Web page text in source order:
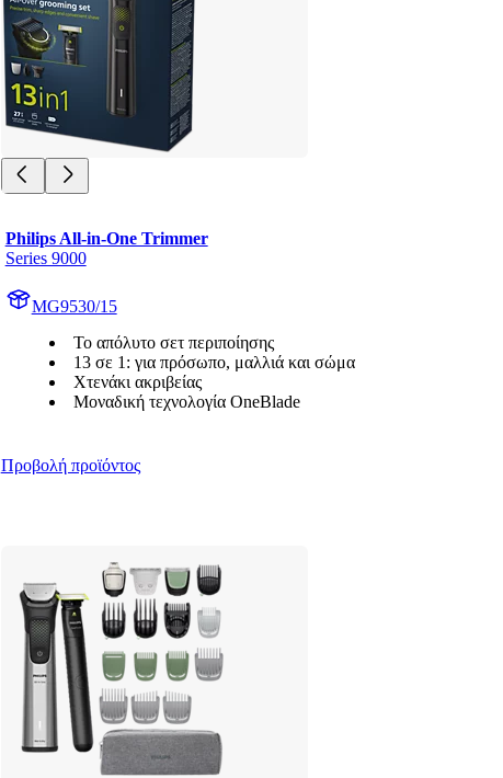
Philips All-in-One Trimmer
Series 9000
MG9530/15
Το απόλυτο σετ περιποίησης
13 σε 1: για πρόσωπο, μαλλιά και σώμα
Χτενάκι ακριβείας
Μοναδική τεχνολογία OneBlade
Προβολή προϊόντος